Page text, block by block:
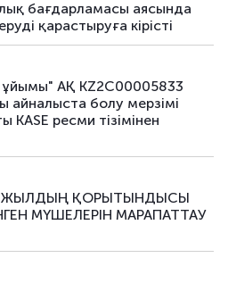
негізгі
негізгі
негізгі
бағдарламасы аясында
қарастыруға кірісті
АҚ KZ2C00005833
айналыста болу мерзімі
ресми тізімінен
ЖЫЛДЫҢ ҚОРЫТЫНДЫСЫ
МҮШЕЛЕРІН МАРАПАТТАУ